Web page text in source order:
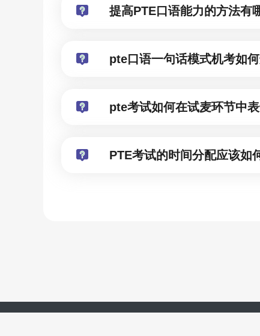
提高PTE口语能力的方法有
pte口语一句话模式机考如
pte考试如何在试麦环节中
PTE考试的时间分配应该如